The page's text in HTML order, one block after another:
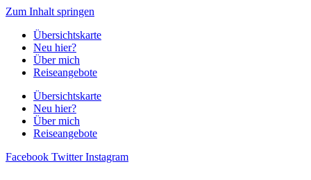
Zum Inhalt springen
Übersichtskarte
Neu hier?
Über mich
Reiseangebote
Übersichtskarte
Neu hier?
Über mich
Reiseangebote
Facebook Twitter Instagram